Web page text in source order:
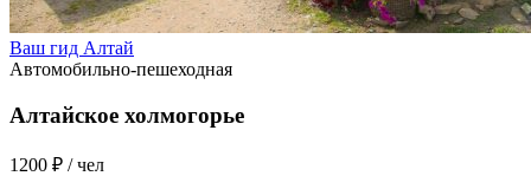
Ваш гид Алтай
Автомобильно-пешеходная
Алтайское холмогорье
1200 ₽ / чел